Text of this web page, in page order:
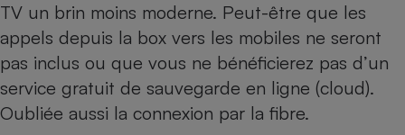
TV un brin moins moderne. Peut-être que les
appels depuis la box vers les mobiles ne seront
pas inclus ou que vous ne bénéficierez pas d’un
service gratuit de sauvegarde en ligne (cloud).
Oubliée aussi la connexion par la fibre.
Plaque de cuisson à
induction
Téléphone mobile -
Smartphone
Radiateur électrique